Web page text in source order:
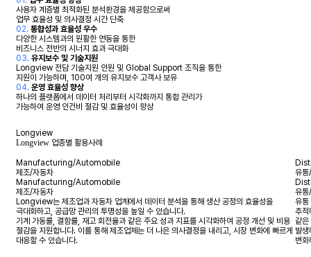
사용자 계층별 최적화된 분석환경을 제공함으로써
업무 효율성 및 의사결정 시간 단축
02. 통합성과 효율성 우수
다양한 시스템과의 원활한 연동을 통한
비즈니스 전반의 시너지 효과 극대화
03. 유지보수 및 기술지원
Longview 전담 기술지원 인원 및 Global Support 조직을 통한
지원이 가능하며, 100여 개의 유지보수 고객사 보유
04. 운영 효율성 향상
하나의 플랫폼에서 데이터 처리부터 시각화까지 통합 관리가
가능하여 운영 인건비 절감 및 효율성이 향상
Longview
Longview 업종별 활용사례
Manufacturing/Automobile
제조/자동차
Manufacturing/Automobile
제조/자동차
Longview는 제조업과 자동차 업계에서 데이터 분석을 통해 생산 공정의 효율성을
극대화하고, 공급망 관리의 투명성을 높일 수 있습니다.
기계 가동률, 결함률, 재고 회전율과 같은 주요 성과 지표를 시각화하여 공정 개선 및 비용
절감을 지원합니다. 이를 통해 제조업체는 더 나은 의사결정을 내리고, 시장 변화에 빠르게
대응할 수 있습니다.
유통
유통
유
추적
같은
발
변